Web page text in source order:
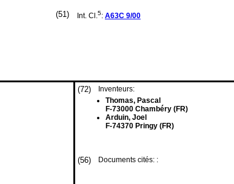
(51) Int. Cl.5: A63C 9/00
(72)
Inventeurs:
Thomas, Pascal
F-73000 Chambéry (FR)
Arduin, Joel
F-74370 Pringy (FR)
(56) Documents cités: :